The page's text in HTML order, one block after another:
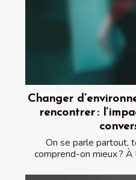
Changer
rencontrer :
On se parle partout,
comprend-on mieux ? À